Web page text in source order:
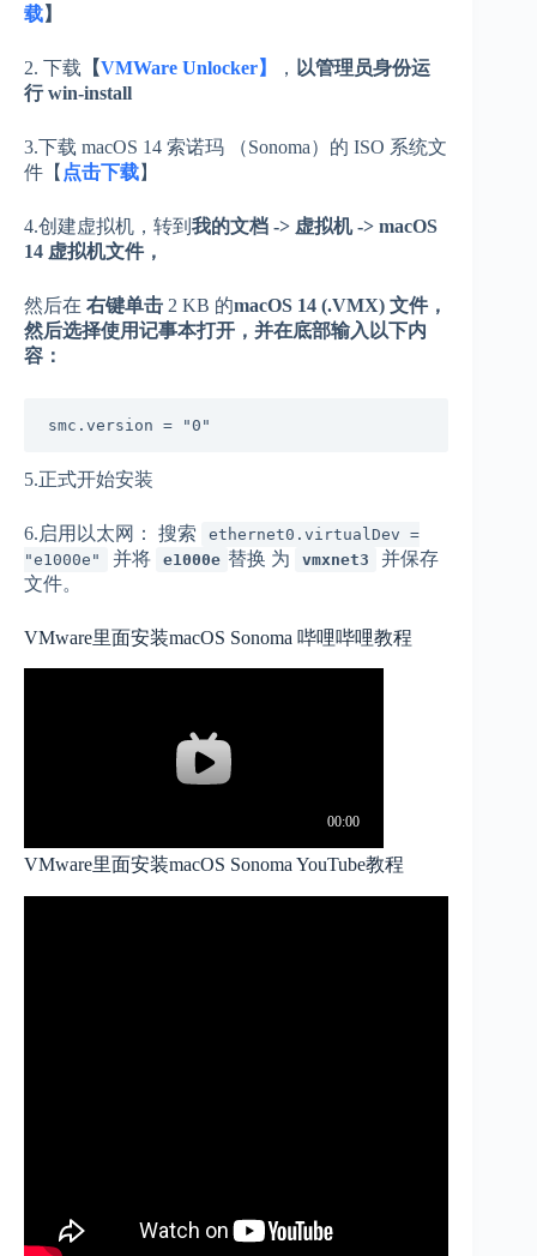
载】
2. 下载 【VMWare Unlocker】 ， 以管理员身份运
行 win-install
3.下载 macOS 14 索诺玛 （Sonoma）的 ISO 系统文
件【 点击下载】
4.创建虚拟机，转到 我的文档 -> 虚拟机 -> macOS
14 虚拟机文件，
然后在 右键单击 ​​ 2 KB 的macOS 14 (.VMX) 文件，
然后选择使用记事本打开，并在底部输入以下内
容：
smc.version = "0"
5.正式开始安装
6.启用以太网： 搜索
ethernet0.virtualDev =
"e1000e"
并将 e1000e 替换 为 vmxnet3
并保存
文件。
VMware里面安装macOS Sonoma 哔哩哔哩教程
VMware里面安装macOS Sonoma YouTube教程